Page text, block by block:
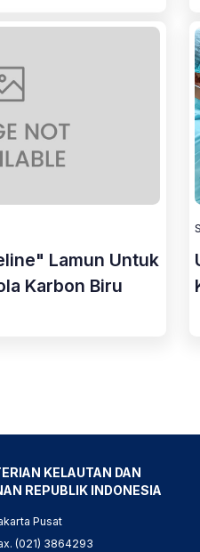
Lamun Untuk
Karbon Biru
KELAUTAN DAN
REPUBLIK INDONESIA
Pusat
(021) 3864293